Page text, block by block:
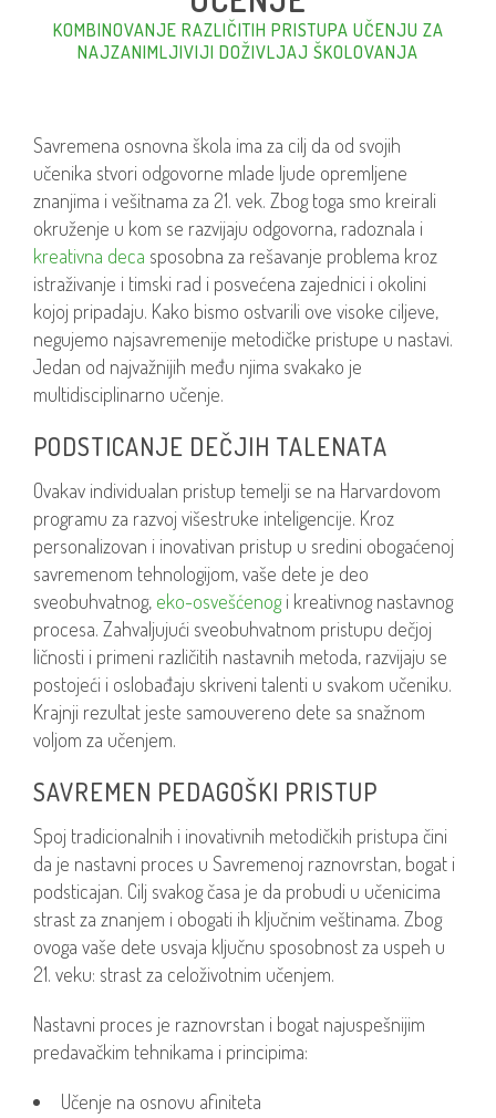
KOMBINOVANJE RAZLIČITIH PRISTUPA UČENJU ZA
NAJZANIMLJIVIJI DOŽIVLJAJ ŠKOLOVANJA
Savremena osnovna škola ima za cilj da od svojih
učenika stvori odgovorne mlade ljude opremljene
znanjima i vešitnama za 21. vek. Zbog toga smo kreirali
okruženje u kom se razvijaju odgovorna, radoznala i
kreativna deca sposobna za rešavanje problema kroz
istraživanje i timski rad i posvećena zajednici i okolini
kojoj pripadaju. Kako bismo ostvarili ove visoke ciljeve,
negujemo najsavremenije metodičke pristupe u nastavi.
Jedan od najvažnijih među njima svakako je
multidisciplinarno učenje.
PODSTICANJE DEČJIH TALENATA
Ovakav individualan pristup temelji se na Harvardovom
programu za razvoj višestruke inteligencije. Kroz
personalizovan i inovativan pristup u sredini obogaćenoj
savremenom tehnologijom, vaše dete je deo
sveobuhvatnog, eko-osvešćenogi kreativnog nastavnog
procesa. Zahvaljujući sveobuhvatnom pristupu dečjoj
ličnosti i primeni različitih nastavnih metoda, razvijaju se
postojeći i oslobađaju skriveni talenti u svakom učeniku.
Krajnji rezultat jeste samouvereno dete sa snažnom
voljom za učenjem.
SAVREMEN PEDAGOŠKI PRISTUP
Spoj tradicionalnih i inovativnih metodičkih pristupa čini
da je nastavni proces u Savremenoj raznovrstan, bogat i
podsticajan. Cilj svakog časa je da probudi u učenicima
strast za znanjem i obogati ih ključnim veštinama. Zbog
ovoga vaše dete usvaja ključnu sposobnost za uspeh u
21. veku: strast za celoživotnim učenjem.
Nastavni proces je raznovrstan i bogat najuspešnijim
predavačkim tehnikama i principima:
Učenje na osnovu afiniteta